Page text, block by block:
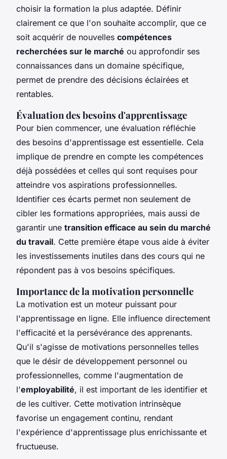
choisir la formation la plus adaptée. Définir
clairement ce que l'on souhaite accomplir, que ce
soit acquérir de nouvelles compétences
recherchées sur le marché ou approfondir ses
connaissances dans un domaine spécifique,
permet de prendre des décisions éclairées et
rentables.
Évaluation des besoins d'apprentissage
Pour bien commencer, une évaluation réfléchie
des besoins d'apprentissage est essentielle. Cela
implique de prendre en compte les compétences
déjà possédées et celles qui sont requises pour
atteindre vos aspirations professionnelles.
Identifier ces écarts permet non seulement de
cibler les formations appropriées, mais aussi de
garantir une transition efficace au sein du marché
du travail. Cette première étape vous aide à éviter
les investissements inutiles dans des cours qui ne
répondent pas à vos besoins spécifiques.
Importance de la motivation personnelle
La motivation est un moteur puissant pour
l'apprentissage en ligne. Elle influence directement
l'efficacité et la persévérance des apprenants.
Qu'il s'agisse de motivations personnelles telles
que le désir de développement personnel ou
professionnelles, comme l'augmentation de
l'employabilité, il est important de les identifier et
de les cultiver. Cette motivation intrinsèque
favorise un engagement continu, rendant
l'expérience d'apprentissage plus enrichissante et
fructueuse.